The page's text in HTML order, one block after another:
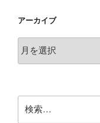
アーカイブ
ー
索: